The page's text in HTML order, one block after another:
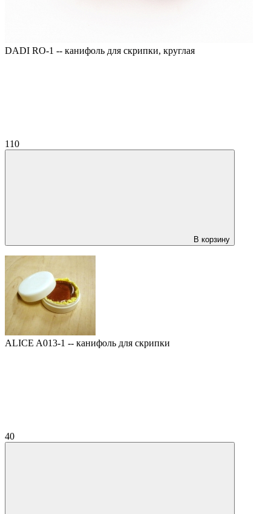
DADI RO-1 -- канифоль для скрипки, круглая
110
В корзину
ALICE A013-1 -- канифоль для скрипки
40